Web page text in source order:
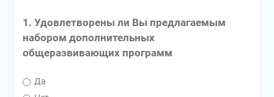
1. Удовлетворены ли Вы предлагаемым
набором дополнительных
общеразвивающих программ
Да